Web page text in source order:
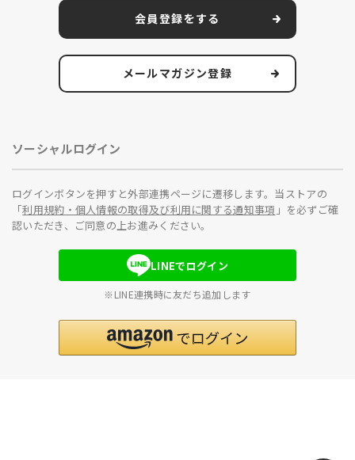
会員登録をする
メールマガジン登録
ソーシャルログイン
ログインボタンを押すと外部連携ページに遷移します。当ストアの
「利用規約・個人情報の取得及び利用に関する通知事項 」を必ずご確
認いただき、ご同意の上お進みください。
LINEでログイン
※LINE連携時に友だち追加します